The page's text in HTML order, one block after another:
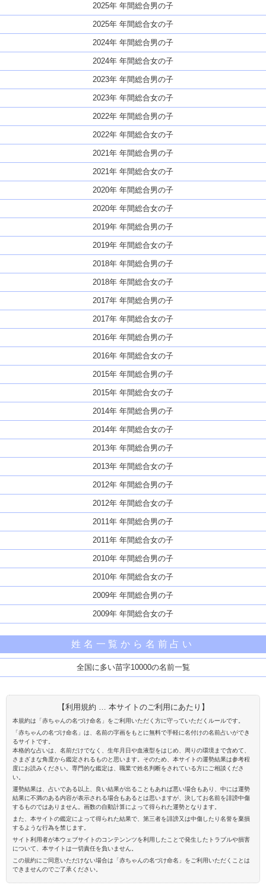
2025年 年間総合男の子
2025年 年間総合女の子
2024年 年間総合男の子
2024年 年間総合女の子
2023年 年間総合男の子
2023年 年間総合女の子
2022年 年間総合男の子
2022年 年間総合女の子
2021年 年間総合男の子
2021年 年間総合女の子
2020年 年間総合男の子
2020年 年間総合女の子
2019年 年間総合男の子
2019年 年間総合女の子
2018年 年間総合男の子
2018年 年間総合女の子
2017年 年間総合男の子
2017年 年間総合女の子
2016年 年間総合男の子
2016年 年間総合女の子
2015年 年間総合男の子
2015年 年間総合女の子
2014年 年間総合男の子
2014年 年間総合女の子
2013年 年間総合男の子
2013年 年間総合女の子
2012年 年間総合男の子
2012年 年間総合女の子
2011年 年間総合男の子
2011年 年間総合女の子
2010年 年間総合男の子
2010年 年間総合女の子
2009年 年間総合男の子
2009年 年間総合女の子
姓名一覧から名前占い
全国に多い苗字10000の名前一覧
【利用規約 … 本サイトのご利用にあたり】
本規約は「赤ちゃんの名づけ命名」をご利用いただく方に守っていただくルールです。
「赤ちゃんの名づけ命名」は、名前の字画をもとに無料で手軽に名付けの名前占いができ
るサイトです。
本格的な占いは、名前だけでなく、生年月日や血液型をはじめ、周りの環境まで含めて、
さまざまな角度から鑑定されるものと思います。そのため、本サイトの運勢結果は参考程
度にお読みください。専門的な鑑定は、職業で姓名判断をされている方にご相談くださ
い。
運勢結果は、占いである以上、良い結果が出ることもあれば悪い場合もあり、中には運勢
結果に不満のある内容が表示される場合もあるとは思いますが、決してお名前を誹謗中傷
するものではありません。画数の自動計算によって得られた運勢となります。
また、本サイトの鑑定によって得られた結果で、第三者を誹謗又は中傷したり名誉を棄損
するような行為を禁じます。
サイト利用者が本ウェブサイトのコンテンンツを利用したことで発生したトラブルや損害
について、本サイトは一切責任を負いません。
この規約にご同意いただけない場合は「赤ちゃんの名づけ命名」をご利用いただくことは
できませんのでご了承ください。